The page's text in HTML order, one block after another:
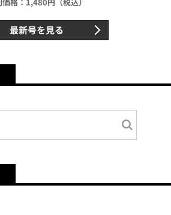
最新号を見る